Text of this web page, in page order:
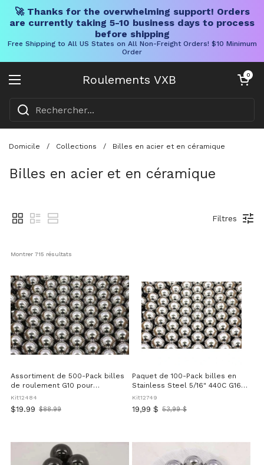
🚀 Thanks for the overwhelming support! Orders
are currently taking 5-10 business days to process
before shipping
Free Shipping to All US States on All Non-Freight Orders! $10 Minimum
Order
Roulements VXB
Ouvrir le menu
Chariot
0
Domicile / Collections / Billes en acier et en céramique
Billes en acier et en céramique
Filtres
Montrer 715 résultats
Assortiment de 500-Pack billes
de roulement G10 pour
bicyclette 1/8 ~ 1/4" inch Balls
Kit12484
$19.99
Old
$88.99
Paquet de 100-Pack billes en
Stainless Steel 5/16" 440C G16
billes de roulement
Kit12749
19,99 $
Ancien
53,99 $